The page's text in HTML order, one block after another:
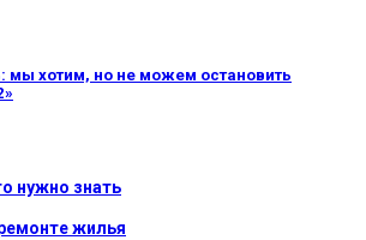
мы хотим, но не можем остановить
нужно знать
жилья